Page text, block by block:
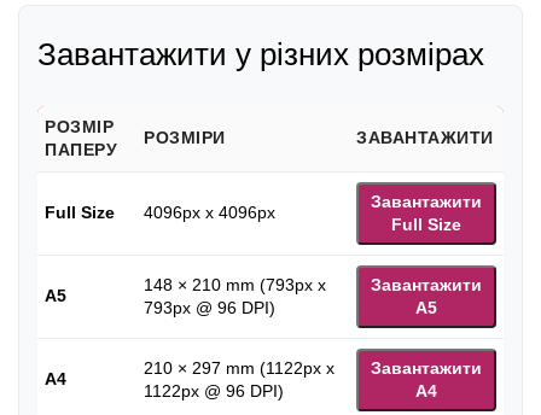
Завантажити у різних розмірах
РОЗМІР
ПАПЕРУ
РОЗМІРИ ЗАВАНТАЖИТИ
Full Size 4096px x 4096px
Завантажити
Full Size
A5
148 × 210 mm (793px x
793px @ 96 DPI)
Завантажити
A5
A4
210 × 297 mm (1122px x
1122px @ 96 DPI)
Завантажити
A4